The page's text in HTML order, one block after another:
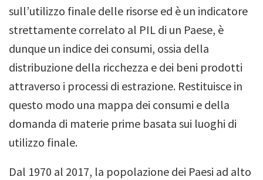
sull’utilizzo finale delle risorse ed è un indicatore
strettamente correlato al PIL di un Paese, è
dunque un indice dei consumi, ossia della
distribuzione della ricchezza e dei beni prodotti
attraverso i processi di estrazione. Restituisce in
questo modo una mappa dei consumi e della
domanda di materie prime basata sui luoghi di
utilizzo finale.
Dal 1970 al 2017, la popolazione dei Paesi ad alto